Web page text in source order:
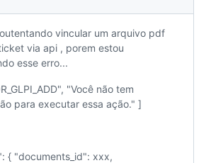
vincular um arquivo pdf
via api , porem estou
esse erro...
"Você não tem
para executar essa ação." ]
{ "documents_id": xxx,